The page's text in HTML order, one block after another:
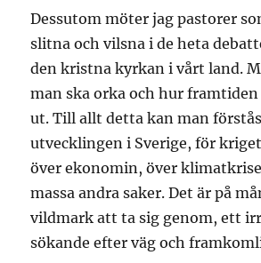
Dessutom möter jag pastorer
slitna och vilsna i de heta
den kristna kyrkan i vårt land.
man ska orka och hur
ut. Till allt detta kan man
utvecklingen i Sverige, för
över ekonomin, över
massa andra saker. Det är på
vildmark att ta sig genom, ett
sökande efter väg och